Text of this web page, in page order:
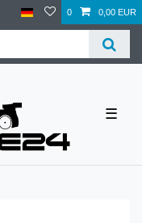
0 0,00 EUR
☰